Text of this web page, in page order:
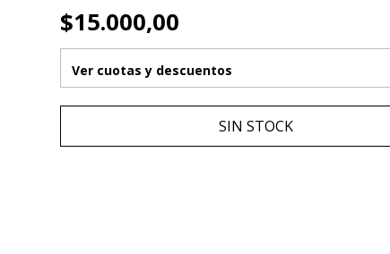
$15.000,00
Ver cuotas y descuentos
SIN STOCK